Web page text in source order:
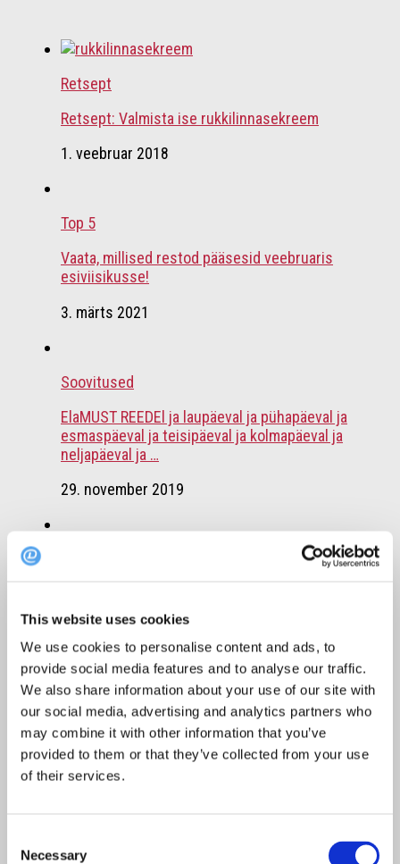
This website uses cookies
We use cookies to personalise content and ads, to
provide social media features and to analyse our traffic.
We also share information about your use of our site with
our social media, advertising and analytics partners who
may combine it with other information that you’ve
provided to them or that they’ve collected from your use
of their services.
Selection
Necessary
Retsept
Retsept: Valmista ise rukkilinnasekreem
1. veebruar 2018
Top 5
Vaata, millised restod pääsesid veebruaris
esiviisikusse!
3. märts 2021
Soovitused
ElaMUST REEDEl ja laupäeval ja pühapäeval ja
esmaspäeval ja teisipäeval ja kolmapäeval ja
neljapäeval ja …
29. november 2019
3. november 2020
TOP
Oktoobri TOP 10: Need restod said külastajatelt
kõrgeima hinnangu
7. november 2024
Soovitused